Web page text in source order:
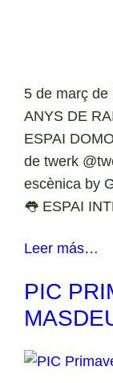
5 de març de
ANYS DE
ESPAI
de twerk
escènica by
👅 ESPAI
Leer más…
PIC